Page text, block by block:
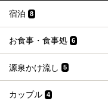
宿泊 8
お食事・食事処 6
源泉かけ流し 5
カップル 4